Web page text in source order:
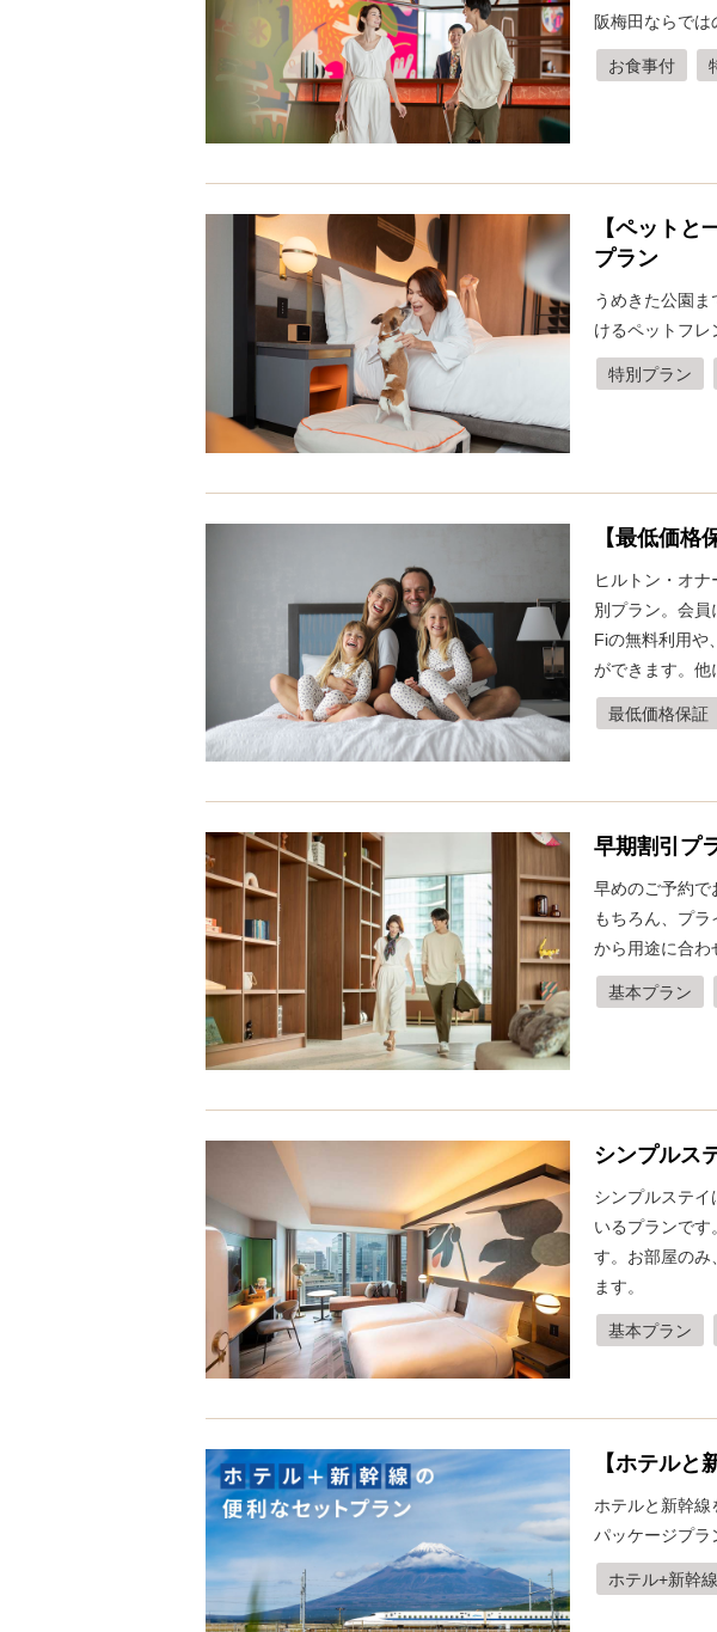
阪梅田ならでは
お食事付
【ペット
プラン
うめきた公園
けるペットフレ
特別プラン
【最低価
ヒルトン・オ
別プラン。会
Fiの無料利用や
ができます。他
最低価格保証
早期割引プ
早めのご予約で
もちろん、プ
から用途に合わ
基本プラン
シンプルス
シンプルステ
いるプランです
す。お部屋のみ
ます。
基本プラン
【ホテル
ホテルと新幹線
パッケージプラ
ホテル+新幹線